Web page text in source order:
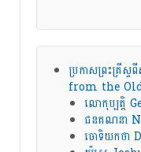
ប្រកាសព្រះគ្រី
from the
លោកុប្បត្តិ
ជនគណនា
ចោទិយកថា